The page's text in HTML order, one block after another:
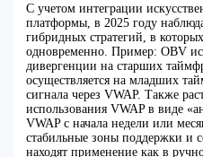
С учетом интеграции
платформы, в 2025 году
гибридных стратегий, в
одновременно. Пример: OBV
дивергенции на старших
осуществляется на младших
сигнала через VWAP. Также
использования VWAP в виде
VWAP с начала недели или
стабильные зоны поддержки и
находят применение как в